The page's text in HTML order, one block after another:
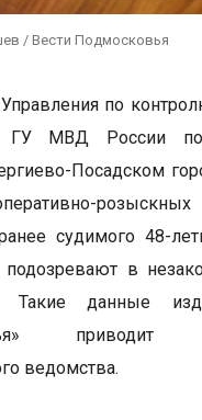
/ Вести Подмосковья
по
ГУ МВД России
Посадском
розыскных
судимого 48-
подозревают в
Такие данные
приводит
ведомства.